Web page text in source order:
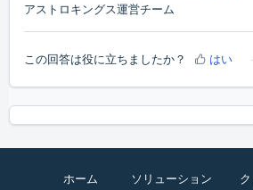
アストロキングス運営チーム
この回答は役に立ちましたか？ はい
ホーム ソリューション